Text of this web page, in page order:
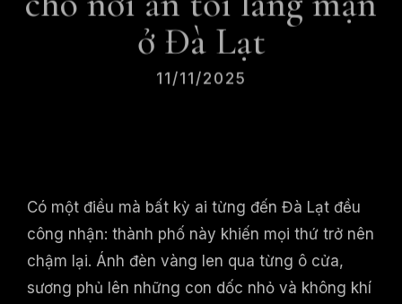
ở Đà Lạt
11/11/2025
Có một điều mà bất kỳ ai từng đến Đà Lạt đều
công nhận: thành phố này khiến mọi thứ trở nên
chậm lại. Ánh đèn vàng len qua từng ô cửa,
sương phủ lên những con dốc nhỏ và không khí